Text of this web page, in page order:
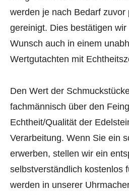
werden je nach Bedarf zuvor
gereinigt. Dies bestätigen
Wunsch auch in einem
Wertgutachten mit
Den Wert der
fachmännisch über den
Echtheit/Qualität der
Verarbeitung. Wenn Sie ein
erwerben, stellen wir ein
selbstverständlich kostenlos
werden in unserer